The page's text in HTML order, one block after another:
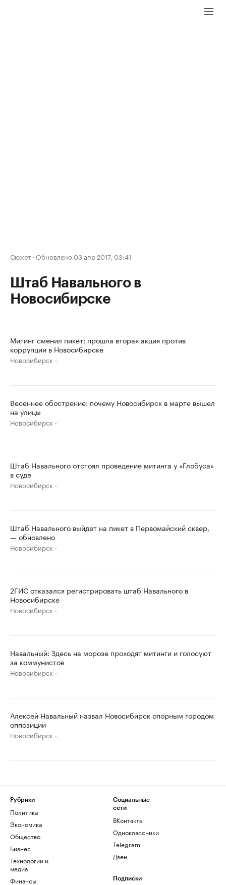
Сюжет · Обновлено 03 апр 2017, 03:41
Штаб Навального в
Новосибирске
Митинг сменил пикет: прошла вторая акция против
коррупции в Новосибирске
Новосибирск
Весеннее обострение: почему Новосибирск в марте вышел
на улицы
Новосибирск
Штаб Навального отстоял проведение митинга у «Глобуса»
в суде
Новосибирск
Штаб Навального выйдет на пикет в Первомайский сквер,
— обновлено
Новосибирск
2ГИС отказался регистрировать штаб Навального в
Новосибирске
Новосибирск
Навальный: Здесь на морозе проходят митинги и голосуют
за коммунистов
Новосибирск
Алексей Навальный назвал Новосибирск опорным городом
оппозиции
Новосибирск
Рубрики
Политика
Экономика
Общество
Бизнес
Технологии и
медиа
Финансы
Социальные
сети
ВКонтакте
Одноклассники
Telegram
Дзен
Подписки